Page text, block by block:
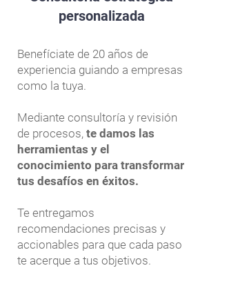
personalizada
Benefíciate de 20 años de
experiencia guiando a empresas
como la tuya.
Mediante consultoría y revisión
de procesos, te damos las
herramientas y el
conocimiento para transformar
tus desafíos en éxitos.
Te entregamos
recomendaciones precisas y
accionables para que cada paso
te acerque a tus objetivos.